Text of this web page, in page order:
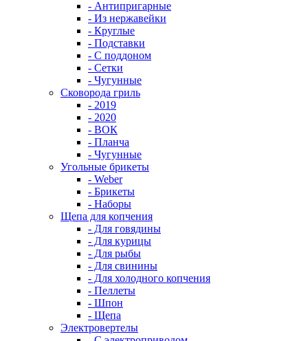
- Антипригарные
- Из нержавейки
- Круглые
- Подставки
- С поддоном
- Сетки
- Чугунные
Сковорода гриль
- 2019
- 2020
- ВОК
- Планча
- Чугунные
Угольные брикеты
- Weber
- Брикеты
- Наборы
Щепа для копчения
- Для говядины
- Для курицы
- Для рыбы
- Для свинины
- Для холодного копчения
- Пеллеты
- Шпон
- Щепа
Электровертелы